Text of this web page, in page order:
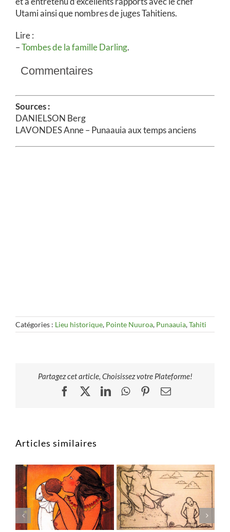
Utami ainsi que nombres de juges Tahitiens.
Lire :
–Tombes de la famille Darling.
Commentaires
Sources :
DANIELSON Berg
LAVONDES Anne – Punaauia aux temps anciens
Catégories : Lieu historique, Pointe Nuuroa, Punaauia,Tahiti
Partagez cet article, Choisissez votre Plateforme!
FacebookLinkedInWhatsApp
Pinterest
Email
Articles similaires